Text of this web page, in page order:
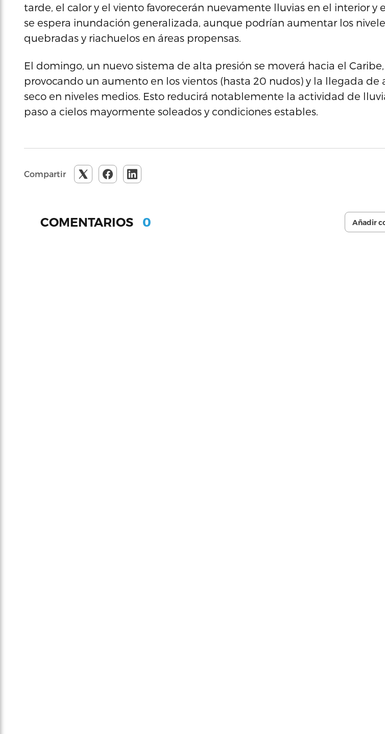
tarde, el calor y el viento favorecerán nuevamente lluvias en el interior y
se espera inundación generalizada, aunque podrían aumentar los
quebradas y riachuelos en áreas propensas.
El domingo, un nuevo sistema de alta presión se moverá hacia el Caribe,
provocando un aumento en los vientos (hasta 20 nudos) y la llegada de
seco en niveles medios. Esto reducirá notablemente la actividad de
paso a cielos mayormente soleados y condiciones estables.
Compartir
COMENTARIOS 0 Añadir